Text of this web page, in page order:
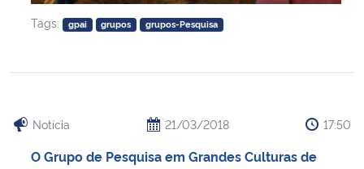
Tags: gpai grupos grupos-Pesquisa
Notícia 21/03/2018 17:50
O Grupo de Pesquisa em Grandes Culturas de